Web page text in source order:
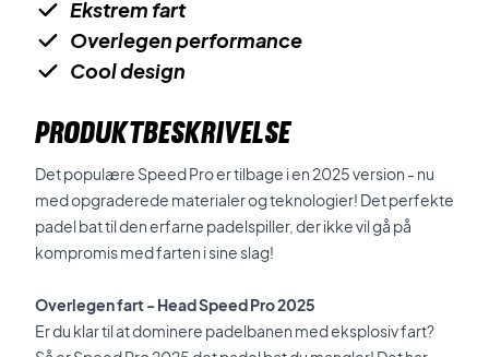
Ekstrem fart
Overlegen performance
Cool design
PRODUKTBESKRIVELSE
Det populære Speed Pro er tilbage i en 2025 version - nu
med opgraderede materialer og teknologier! Det perfekte
padel bat til den erfarne padelspiller, der ikke vil gå på
kompromis med farten i sine slag!
Overlegen fart - Head Speed Pro 2025
Er du klar til at dominere padelbanen med eksplosiv fart?